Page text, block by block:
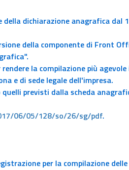
dichiarazione anagrafica dal
della componente di Front
la compilazione più
e di sede legale dell'impresa.
previsti dalla scheda
06/05/128/so/26/sg/pdf.
per la compilazione